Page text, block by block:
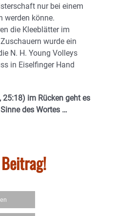
nur bei einem
werden könne.
die Kleeblätter im
wurde ein
N. H. Young Volleys
in Eiselfinger Hand
im Rücken geht es
des Wortes …